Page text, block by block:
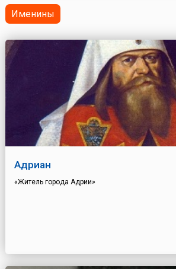
Именины
Адриан
«Житель города Адрии»